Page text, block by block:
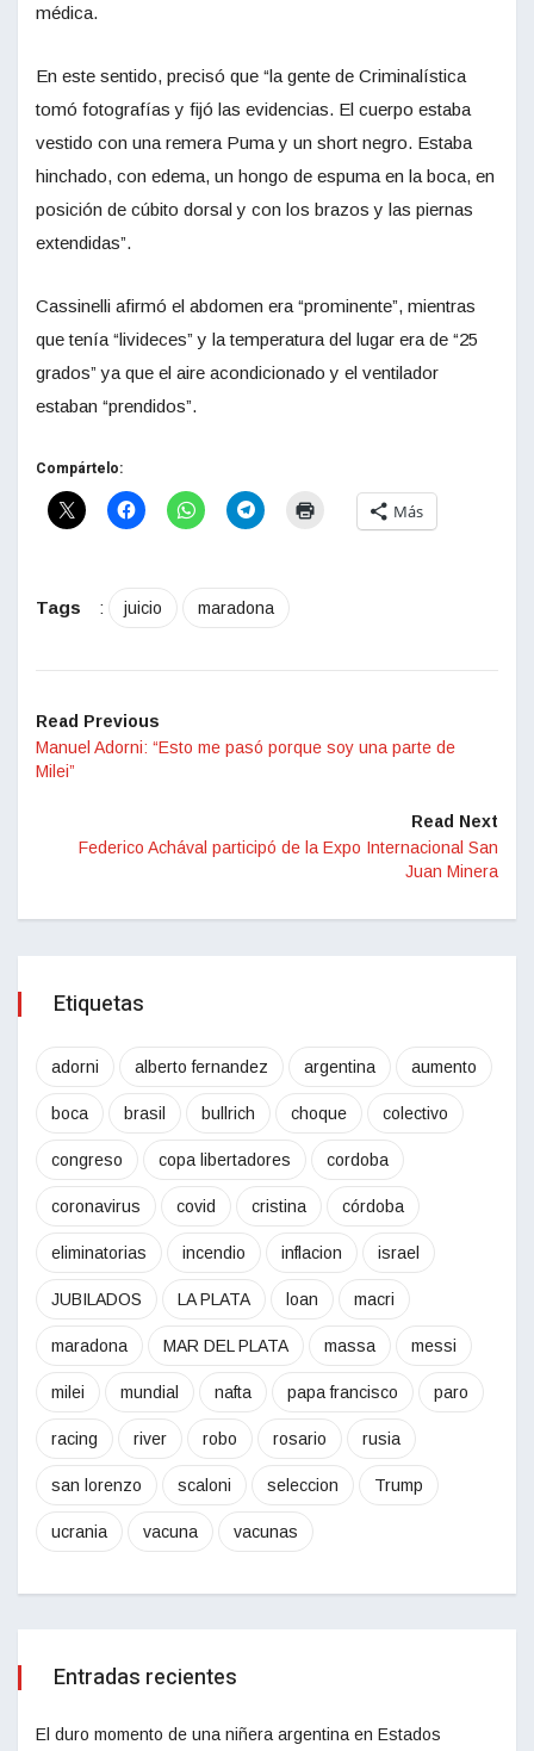
médica.
En este sentido, precisó que “la gente de Criminalística
tomó fotografías y fijó las evidencias. El cuerpo estaba
vestido con una remera Puma y un short negro. Estaba
hinchado, con edema, un hongo de espuma en la boca, en
posición de cúbito dorsal y con los brazos y las piernas
extendidas”.
Cassinelli afirmó el abdomen era “prominente”, mientras
que tenía “livideces” y la temperatura del lugar era de “25
grados” ya que el aire acondicionado y el ventilador
estaban “prendidos”.
Compártelo:
Más
Tags : juicio maradona
Read Previous
Manuel Adorni: “Esto me pasó porque soy una parte de
Milei”
Read Next
Federico Achával participó de la Expo Internacional San
Juan Minera
Etiquetas
adorni alberto fernandez argentina aumento
boca brasil bullrich choque colectivo
congreso copa libertadores cordoba
coronavirus covid cristina córdoba
eliminatorias incendio inflacion israel
JUBILADOS LA PLATA loan macri
maradona MAR DEL PLATA massa messi
milei mundial nafta papa francisco paro
racing river robo rosario rusia
san lorenzo scaloni seleccion Trump
ucrania vacuna vacunas
Entradas recientes
El duro momento de una niñera argentina en Estados